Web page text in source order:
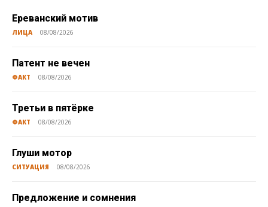
Ереванский мотив
ЛИЦА 08/08/2026
Патент не вечен
ФАКТ 08/08/2026
Третьи в пятёрке
ФАКТ 08/08/2026
Глуши мотор
СИТУАЦИЯ 08/08/2026
Предложение и сомнения